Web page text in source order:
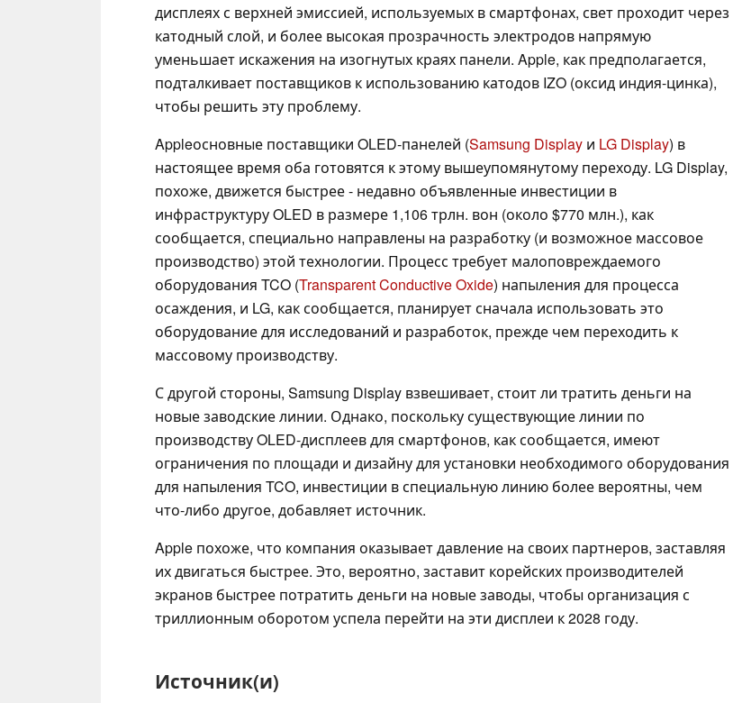
дисплеях с верхней эмиссией, используемых в смартфонах, свет проходит через
катодный слой, и более высокая прозрачность электродов напрямую
уменьшает искажения на изогнутых краях панели. Apple, как предполагается,
подталкивает поставщиков к использованию катодов IZO (оксид индия-цинка),
чтобы решить эту проблему.
Appleосновные поставщики OLED-панелей (Samsung Display и LG Display) в
настоящее время оба готовятся к этому вышеупомянутому переходу. LG Display,
похоже, движется быстрее - недавно объявленные инвестиции в
инфраструктуру OLED в размере 1,106 трлн. вон (около $770 млн.), как
сообщается, специально направлены на разработку (и возможное массовое
производство) этой технологии. Процесс требует малоповреждаемого
оборудования TCO (Transparent Conductive Oxide) напыления для процесса
осаждения, и LG, как сообщается, планирует сначала использовать это
оборудование для исследований и разработок, прежде чем переходить к
массовому производству.
С другой стороны, Samsung Display взвешивает, стоит ли тратить деньги на
новые заводские линии. Однако, поскольку существующие линии по
производству OLED-дисплеев для смартфонов, как сообщается, имеют
ограничения по площади и дизайну для установки необходимого оборудования
для напыления TCO, инвестиции в специальную линию более вероятны, чем
что-либо другое, добавляет источник.
Apple похоже, что компания оказывает давление на своих партнеров, заставляя
их двигаться быстрее. Это, вероятно, заставит корейских производителей
экранов быстрее потратить деньги на новые заводы, чтобы организация с
триллионным оборотом успела перейти на эти дисплеи к 2028 году.
Источник(и)